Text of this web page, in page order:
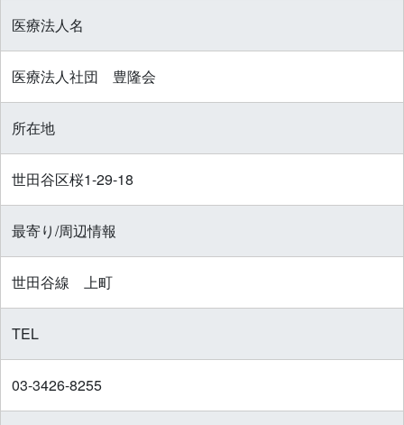
医療法人名
医療法人社団 豊隆会
所在地
世田谷区桜1-29-18
最寄り/周辺情報
世田谷線 上町
TEL
03-3426-8255